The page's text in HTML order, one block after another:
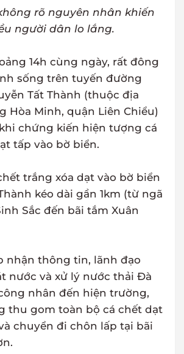
rõ nguyên nhân khiến
người dân lo lắng.
14h cùng ngày, rất đông
sống trên tuyến đường
Tất Thành (thuộc địa
Hòa Minh, quận Liên Chiểu)
chứng kiến hiện tượng cá
tấp vào bờ biển.
trắng xóa dạt vào bờ biển
kéo dài gần 1km (từ ngã
Sắc đến bãi tắm Xuân
nhận thông tin, lãnh đạo
nước và xử lý nước thải Đà
nhân đến hiện trường,
thu gom toàn bộ cá chết dạt
chuyển đi chôn lấp tại bãi